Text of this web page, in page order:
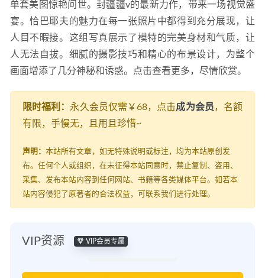
单套美图惊艳问世。封疆疆v的最新力作，带来一场视觉盛
宴。恰巴耶夫的魅力在每一张照片中都得到充分展现，让
人目不暇接。这组写真展示了模特的完美身材和气质，让
人无法自拔。细腻的摄影技巧和精心的布景设计，为整个
画面增添了几分神秘和诱惑。点击查看更多，尽情欣赏。
限时福利： 永久会员仅需￥68，点击成为会员，名额
有限，手慢无，且用且珍惜~
声明： 本站所有文章，如无特殊说明或标注，均为本站原创发
布。任何个人或组织，在未征得本站同意时，禁止复制、盗用、
采集、发布本站内容到任何网站、书籍等各类媒体平台。如若本
站内容侵犯了原著者的合法权益，可联系我们进行处理。
VIP资源 VIP会员专属